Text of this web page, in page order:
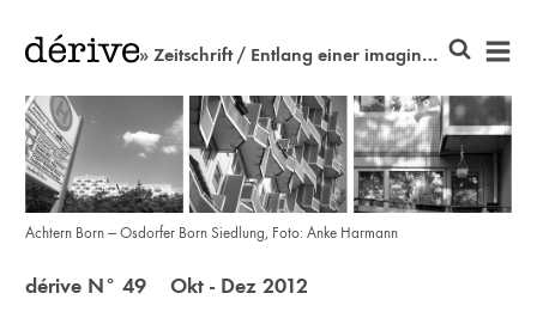
» Zeitschrift / Entlang einer imaginären Linie
Achtern Born — Osdorfer Born Siedlung, Foto: Anke Harmann
dérive N° 49 Okt - Dez 2012